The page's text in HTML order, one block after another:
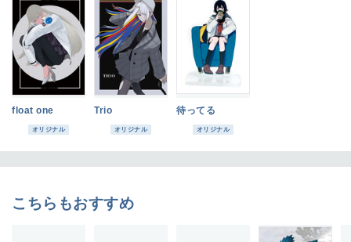
float one
オリジナル
Trio
オリジナル
待ってる
オリジナル
こちらもおすすめ